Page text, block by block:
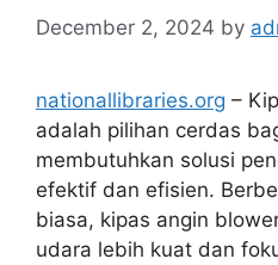
December 2, 2024 by
nationallibraries.org –
adalah pilihan cerdas
membutuhkan solusi
efektif dan efisien.
biasa, kipas angin
udara lebih kuat dan